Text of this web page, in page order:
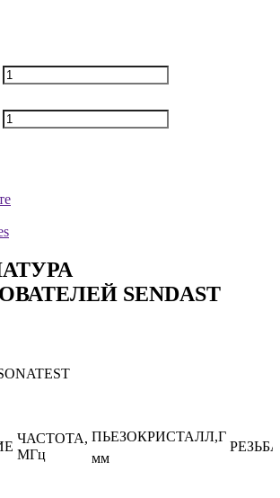
SENDAST
ЧАСТОТА,
МГц
ПЬЕЗОКРИСТАЛЛ,Г
мм
РЕЗЬБА